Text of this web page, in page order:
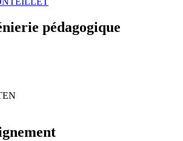
pédagogique